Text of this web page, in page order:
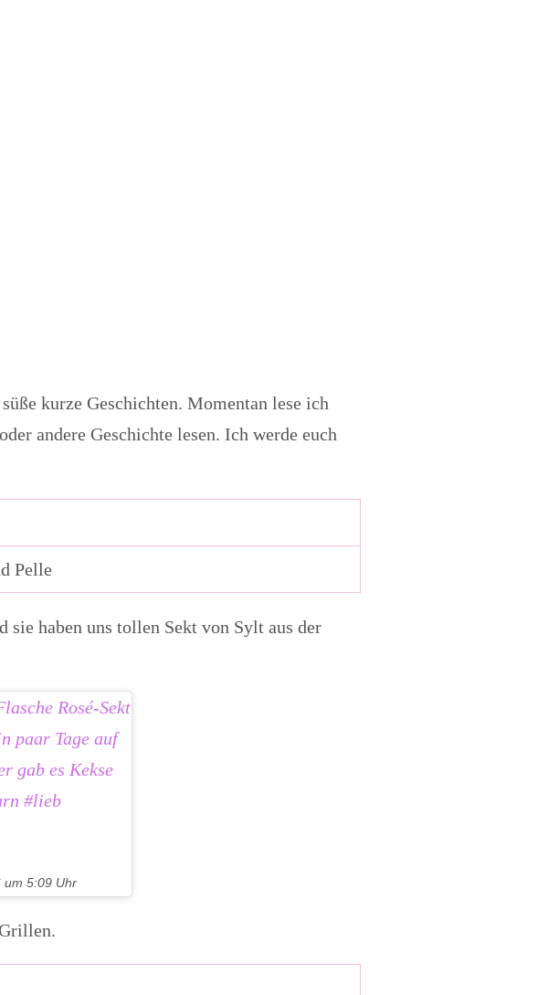
kurze Geschichten. Momentan lese ich
andere Geschichte lesen. Ich werde euch
Pelle
sie haben uns tollen Sekt von Sylt aus der
Rosé-Sekt
paar Tage auf
gab es Kekse
#lieb
um 5:09 Uhr